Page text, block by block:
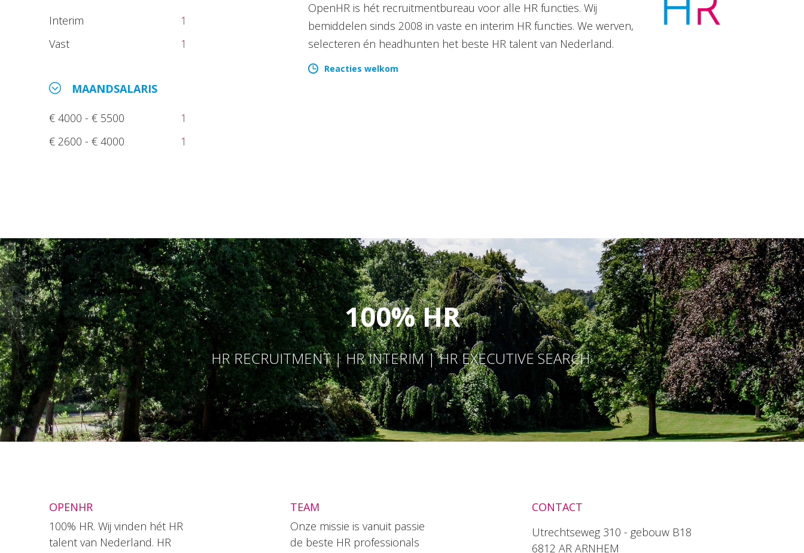
Interim
1
Vast
1
MAANDSALARIS
€ 4000 - € 5500
1
€ 2600 - € 4000
1
OpenHR is hét recruitmentbureau voor alle HR functies. Wij
bemiddelen sinds 2008 in vaste en interim HR functies. We werven,
selecteren én headhunten het beste HR talent van Nederland.
Reacties welkom
100% HR
HR RECRUITMENT | HR INTERIM | HR EXECUTIVE SEARCH
OPENHR
100% HR. Wij vinden hét HR
talent van Nederland. HR
TEAM
Onze missie is vanuit passie
de beste HR professionals
CONTACT
Utrechtseweg 310 - gebouw B18
6812 AR ARNHEM